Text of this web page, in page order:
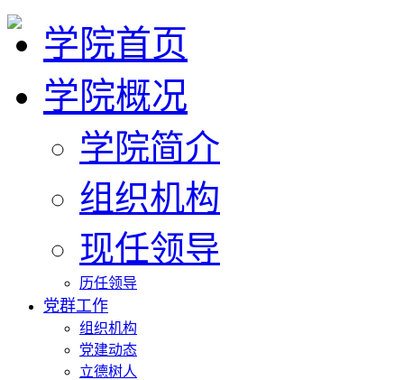
学院首页
学院概况
学院简介
组织机构
现任领导
历任领导
党群工作
组织机构
党建动态
立德树人